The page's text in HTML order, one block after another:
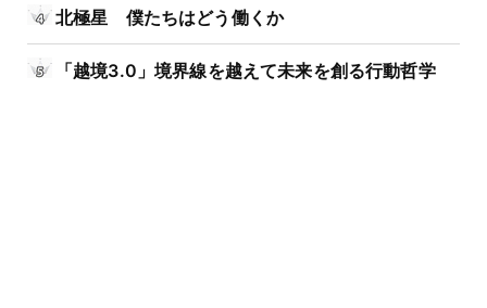
北極星 僕たちはどう働くか
「越境3.0」境界線を越えて未来を創る行動哲学